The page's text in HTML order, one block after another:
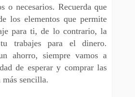
o necesarios. Recuerda que
los elementos que permite
para ti, de lo contrario, la
trabajes para el dinero.
ahorro, siempre vamos a
de esperar y comprar las
más sencilla.